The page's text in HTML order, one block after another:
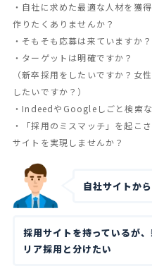
・自社に求めた最適な人材を獲
作りたくありませんか？
・そもそも応募は来ていますか？
・ターゲットは明確ですか？
（新卒採用をしたいですか？女
したいですか？）
・IndeedやGoogleしごと検索
・「採用のミスマッチ」を起こ
サイトを実現しませんか？
自社サイトか
採用サイトを持っているが
リア採用と分けたい